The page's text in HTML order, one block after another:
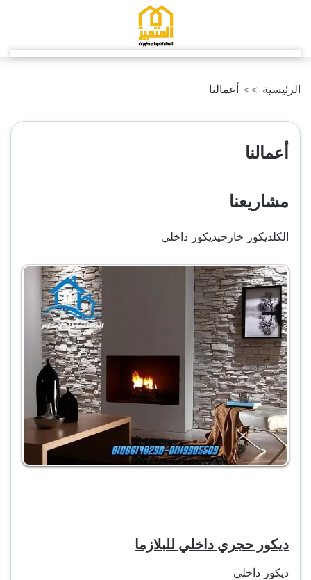
المحتوى
الرئيسية >> أعمالنا
أعمالنا
مشاريعنا
الكلديكور خارجيديكور داخلي
ديكور حجري داخلي للبلازما
ديكور داخلي